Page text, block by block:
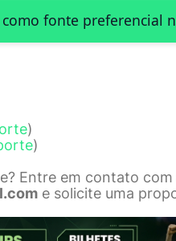
fonte preferencial
)
)
Entre em contato com
e solicite uma